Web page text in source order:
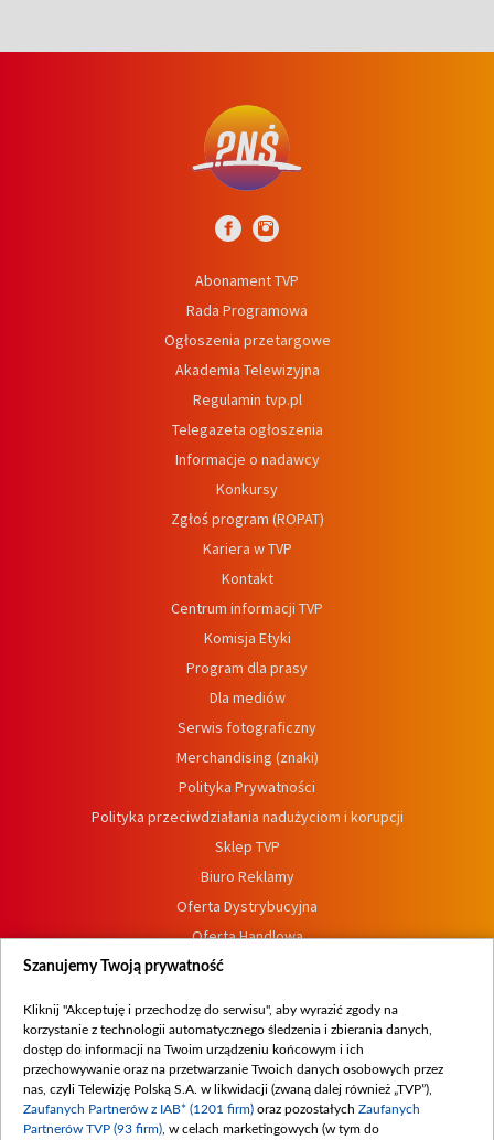
Abonament TVP
Rada Programowa
Ogłoszenia przetargowe
Akademia Telewizyjna
Regulamin tvp.pl
Telegazeta ogłoszenia
Informacje o nadawcy
Konkursy
Zgłoś program (ROPAT)
Kariera w TVP
Kontakt
Centrum informacji TVP
Komisja Etyki
Program dla prasy
Dla mediów
Serwis fotograficzny
Merchandising (znaki)
Polityka Prywatności
Polityka przeciwdziałania nadużyciom i korupcji
Sklep TVP
Biuro Reklamy
Oferta Dystrybucyjna
Oferta Handlowa
Dostępność
Procedura zgłoszeń wewnętrznych
Szanujemy Twoją prywatność
Kliknij "Akceptuję i przechodzę do serwisu", aby wyrazić zgody na
korzystanie z technologii automatycznego śledzenia i zbierania danych,
dostęp do informacji na Twoim urządzeniu końcowym i ich
przechowywanie oraz na przetwarzanie Twoich danych osobowych przez
nas, czyli Telewizję Polską S.A. w likwidacji (zwaną dalej również „TVP”),
Zaufanych Partnerów z IAB* (1201 firm) oraz pozostałych Zaufanych
Partnerów TVP (93 firm) , w celach marketingowych (w tym do